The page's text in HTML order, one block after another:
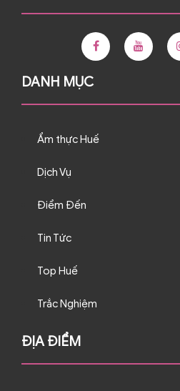
DANH MỤC
Ẩm thực Huế
Dịch Vụ
Điểm Đến
Tin Tức
Top Huế
Trắc Nghiệm
ĐỊA ĐIỂM